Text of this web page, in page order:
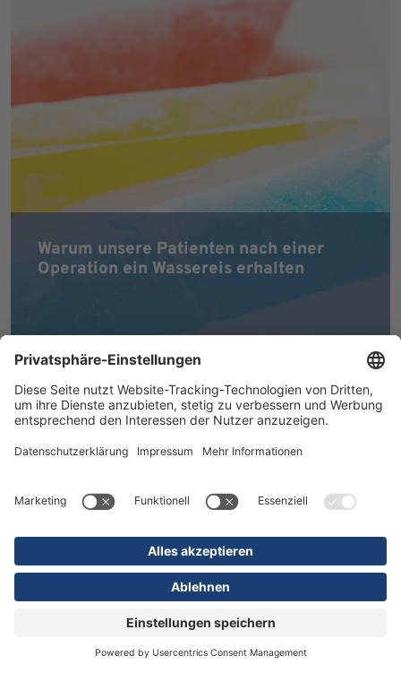
Warum unsere Patienten nach einer
Operation ein Wassereis erhalten